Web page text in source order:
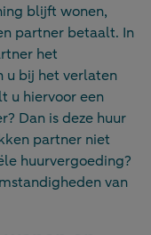
blijft wonen,
partner betaalt. In
het
u bij het verlaten
u hiervoor een
Dan is deze huur
partner niet
huurvergoeding?
van